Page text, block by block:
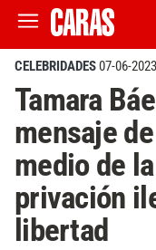
CELEBRIDADES07-06-
Tamara
mensaje
medio de
privación
libertad